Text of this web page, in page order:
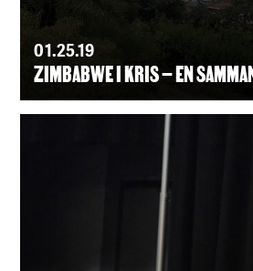
01.25.19
ZIMBABWE I KRIS – EN